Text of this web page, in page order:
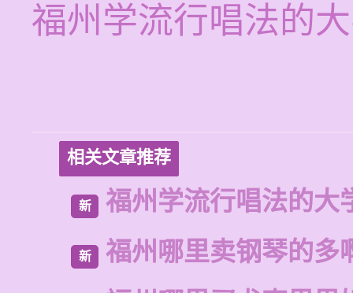
福州学流行唱法的
相关文章推荐
新 福州学流行唱法的大
新
福州哪里卖钢琴的多